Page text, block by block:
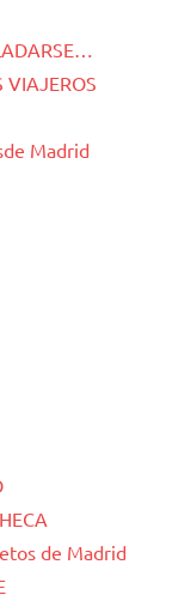
VIAJEROS
Madrid
de Madrid